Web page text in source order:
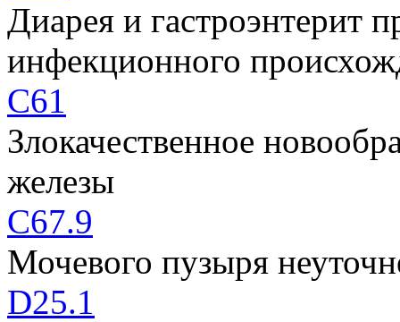
Диарея и гастроэнтерит
инфекционного
C61
Злокачественное
железы
C67.9
Мочевого пузыря
D25.1